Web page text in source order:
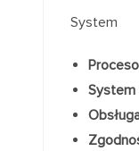
System
System